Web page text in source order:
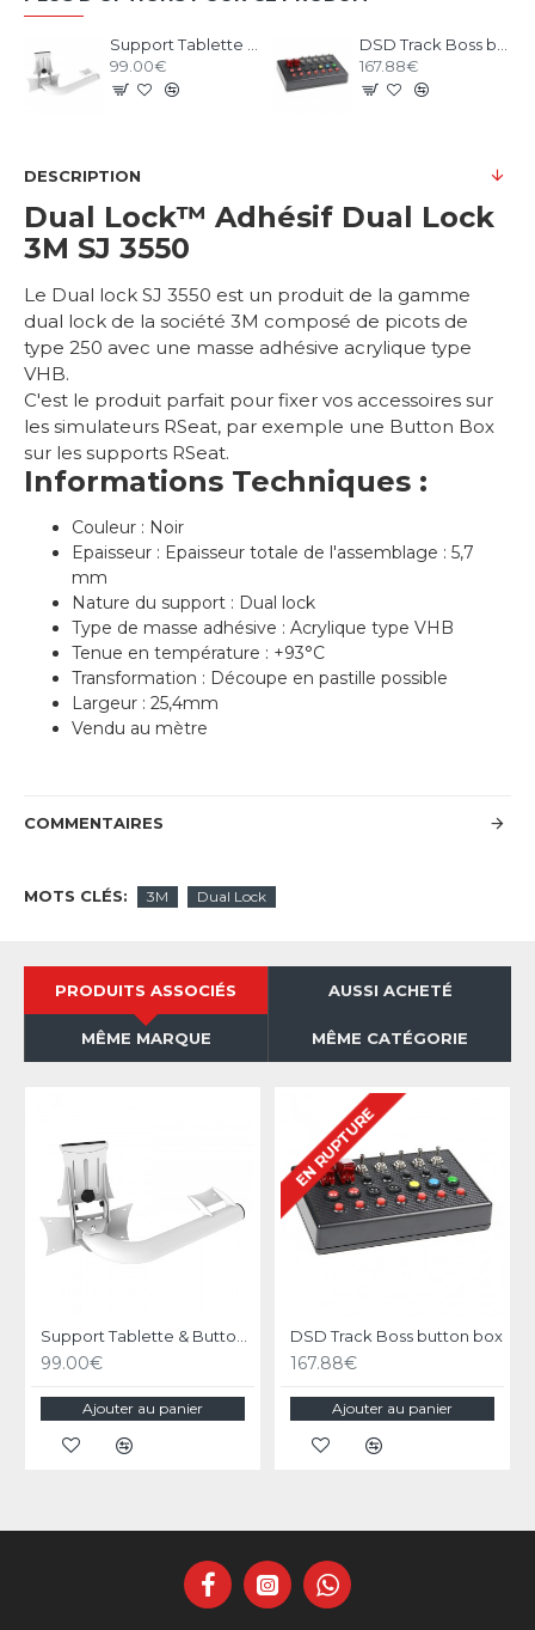
99.00€
167.88€
DESCRIPTION
Dual Lock™ Adhésif Dual Lock
3M SJ 3550
Le Dual lock SJ 3550 est un produit de la gamme
dual lock de la société 3M composé de picots de
type 250 avec une masse adhésive acrylique type
VHB.
C'est le produit parfait pour fixer vos accessoires sur
les simulateurs RSeat, par exemple une Button Box
sur les supports RSeat.
Informations Techniques :
Couleur : Noir
Epaisseur : Epaisseur totale de l'assemblage : 5,7
mm
Nature du support : Dual lock
Type de masse adhésive : Acrylique type VHB
Tenue en température : +93°C
Transformation : Découpe en pastille possible
Largeur : 25,4mm
Vendu au mètre
COMMENTAIRES
MOTS CLÉS: 3M Dual Lock
PRODUITS ASSOCIÉS AUSSI ACHETÉ
MÊME MARQUE MÊME CATÉGORIE
99.00€
Ajouter au panier
EN RUPTURE
DSD Track Boss button box
167.88€
Ajouter au panier